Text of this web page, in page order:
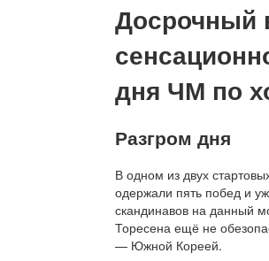
Досрочный
дня ЧМ по
Разгром дня
В одном из двух
одержали пять побед и
скандинавов на данный
Торесена ещё не
— Южной Кореей.